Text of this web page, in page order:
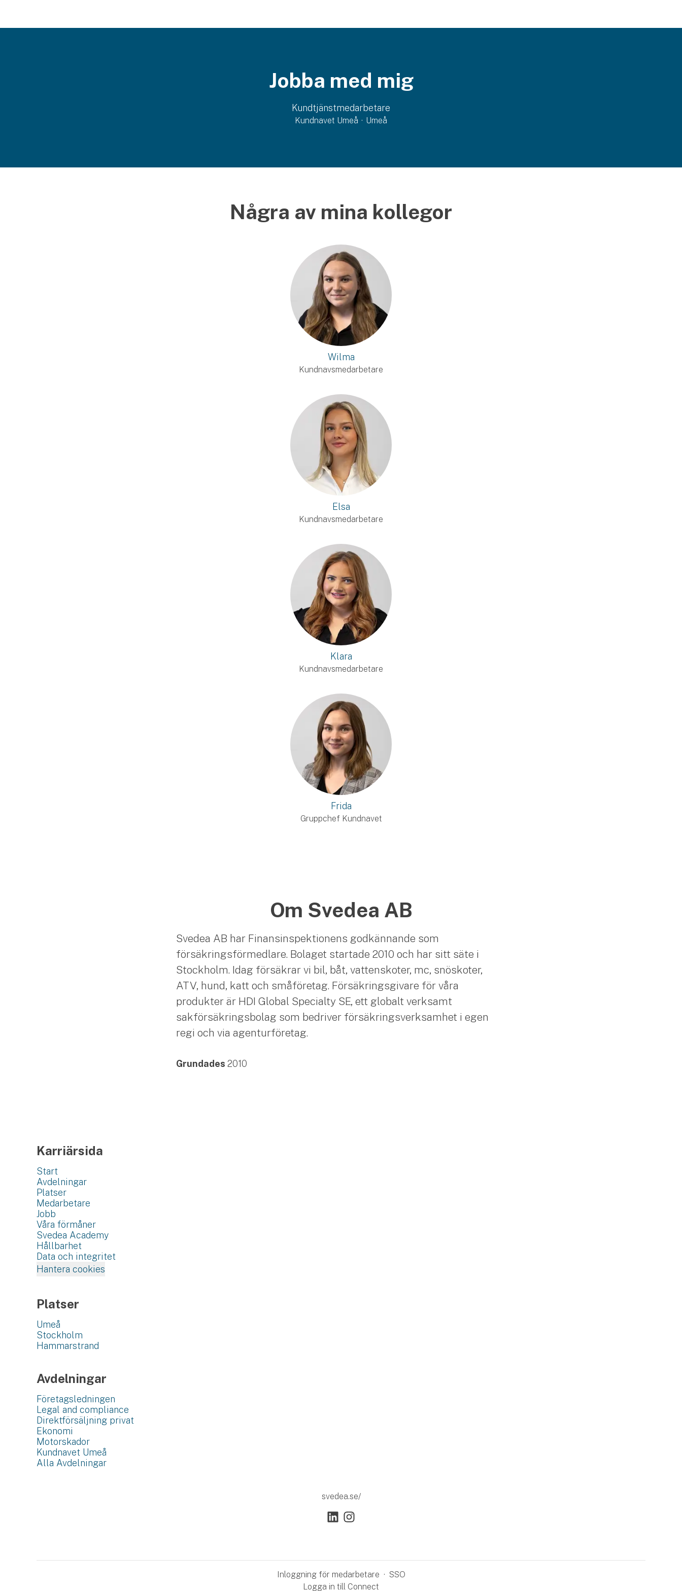
Jobba med mig
Kundtjänstmedarbetare
Kundnavet Umeå · Umeå
Några av mina kollegor
Wilma
Kundnavsmedarbetare
Elsa
Kundnavsmedarbetare
Klara
Kundnavsmedarbetare
Frida
Gruppchef Kundnavet
Om Svedea AB
Svedea AB har Finansinspektionens godkännande som
försäkringsförmedlare. Bolaget startade 2010 och har sitt säte i
Stockholm. Idag försäkrar vi bil, båt, vattenskoter, mc, snöskoter,
ATV, hund, katt och småföretag. Försäkringsgivare för våra
produkter är HDI Global Specialty SE, ett globalt verksamt
sakförsäkringsbolag som bedriver försäkringsverksamhet i egen
regi och via agenturföretag.
Grundades 2010
Karriärsida
Start
Avdelningar
Platser
Medarbetare
Jobb
Våra förmåner
Svedea Academy
Hållbarhet
Data och integritet
Hantera cookies
Platser
Umeå
Stockholm
Hammarstrand
Avdelningar
Företagsledningen
Legal and compliance
Direktförsäljning privat
Ekonomi
Motorskador
Kundnavet Umeå
Alla Avdelningar
svedea.se/
Inloggning för medarbetare · SSO
Logga in till Connect